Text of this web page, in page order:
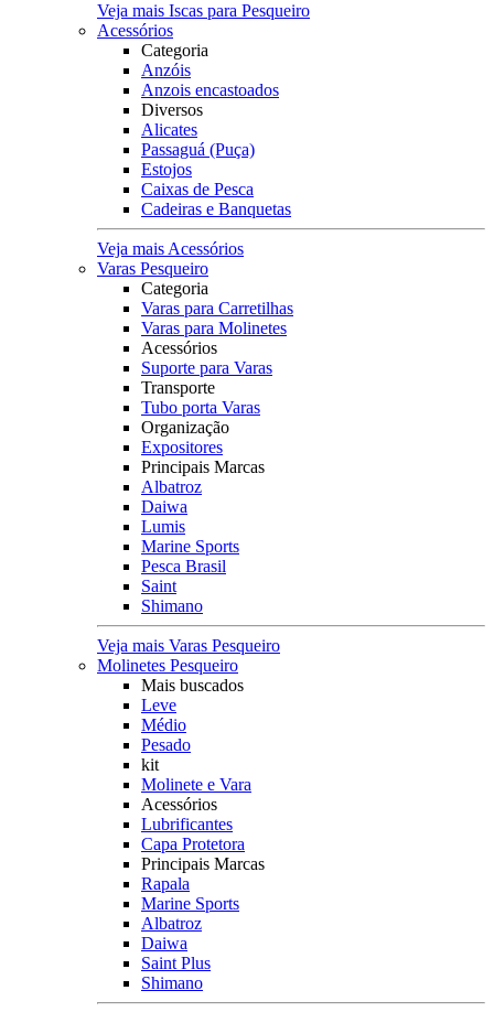
Veja mais Iscas para Pesqueiro
Acessórios
Categoria
Anzóis
Anzois encastoados
Diversos
Alicates
Passaguá (Puça)
Estojos
Caixas de Pesca
Cadeiras e Banquetas
Veja mais Acessórios
Varas Pesqueiro
Categoria
Varas para Carretilhas
Varas para Molinetes
Acessórios
Suporte para Varas
Transporte
Tubo porta Varas
Organização
Expositores
Principais Marcas
Albatroz
Daiwa
Lumis
Marine Sports
Pesca Brasil
Saint
Shimano
Veja mais Varas Pesqueiro
Molinetes Pesqueiro
Mais buscados
Leve
Médio
Pesado
kit
Molinete e Vara
Acessórios
Lubrificantes
Capa Protetora
Principais Marcas
Rapala
Marine Sports
Albatroz
Daiwa
Saint Plus
Shimano